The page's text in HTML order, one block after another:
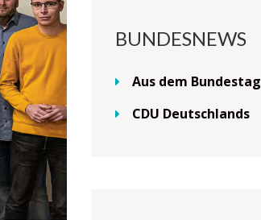
BUNDESNEWS
Aus dem Bundestag
CDU Deutschlands